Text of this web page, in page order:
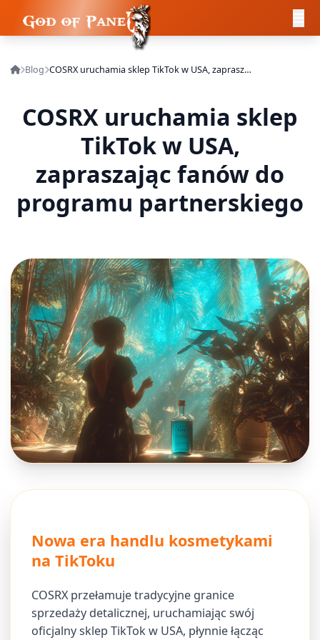
Blog COSRX uruchamia sklep TikTok w USA, zapraszając fanów do programu partnerskiego
COSRX uruchamia sklep
TikTok w USA,
zapraszając fanów do
programu partnerskiego
Nowa era handlu kosmetykami
na TikToku
COSRX przełamuje tradycyjne granice
sprzedaży detalicznej, uruchamiając swój
oficjalny sklep TikTok w USA, płynnie łącząc